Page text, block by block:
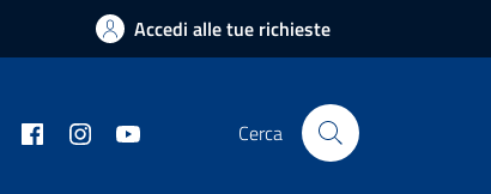
Accedi alle tue richieste
FacebookInstagram Cerca